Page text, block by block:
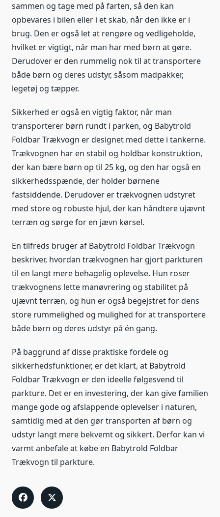
sammen og tage med på farten, så den kan
opbevares i bilen eller i et skab, når den ikke er i
brug. Den er også let at rengøre og vedligeholde,
hvilket er vigtigt, når man har med børn at gøre.
Derudover er den rummelig nok til at transportere
både børn og deres udstyr, såsom madpakker,
legetøj og tæpper.
Sikkerhed er også en vigtig faktor, når man
transporterer børn rundt i parken, og Babytrold
Foldbar Trækvogn er designet med dette i tankerne.
Trækvognen har en stabil og holdbar konstruktion,
der kan bære børn op til 25 kg, og den har også en
sikkerhedsspænde, der holder børnene
fastsiddende. Derudover er trækvognen udstyret
med store og robuste hjul, der kan håndtere ujævnt
terræn og sørge for en jævn kørsel.
En tilfreds bruger af Babytrold Foldbar Trækvogn
beskriver, hvordan trækvognen har gjort parkturen
til en langt mere behagelig oplevelse. Hun roser
trækvognens lette manøvrering og stabilitet på
ujævnt terræn, og hun er også begejstret for dens
store rummelighed og mulighed for at transportere
både børn og deres udstyr på én gang.
På baggrund af disse praktiske fordele og
sikkerhedsfunktioner, er det klart, at Babytrold
Foldbar Trækvogn er den ideelle følgesvend til
parkture. Det er en investering, der kan give familien
mange gode og afslappende oplevelser i naturen,
samtidig med at den gør transporten af børn og
udstyr langt mere bekvemt og sikkert. Derfor kan vi
varmt anbefale at købe en Babytrold Foldbar
Trækvogn til parkture.